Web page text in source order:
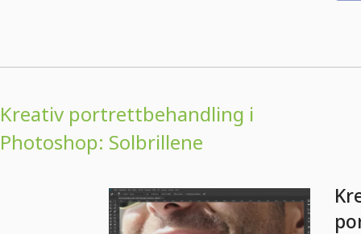
Kreativ portrettbehandling i
Photoshop: Solbrillene